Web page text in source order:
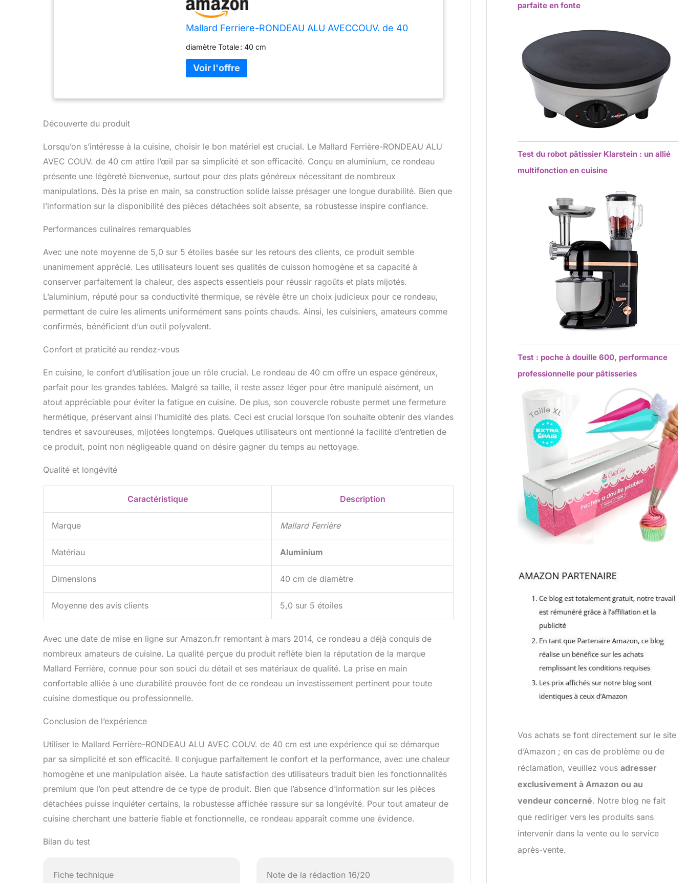
Mallard Ferriere-RONDEAU ALU AVECCOUV. de 40
diamètre Totale : 40 cm
Découverte du produit
Lorsqu’on s’intéresse à la cuisine, choisir le bon matériel est crucial. Le Mallard Ferrière-RONDEAU ALU
AVEC COUV. de 40 cm attire l’œil par sa simplicité et son efficacité. Conçu en aluminium, ce rondeau
présente une légèreté bienvenue, surtout pour des plats généreux nécessitant de nombreux
manipulations. Dès la prise en main, sa construction solide laisse présager une longue durabilité. Bien que
l’information sur la disponibilité des pièces détachées soit absente, sa robustesse inspire confiance.
Performances culinaires remarquables
Avec une note moyenne de 5,0 sur 5 étoiles basée sur les retours des clients, ce produit semble
unanimement apprécié. Les utilisateurs louent ses qualités de cuisson homogène et sa capacité à
conserver parfaitement la chaleur, des aspects essentiels pour réussir ragoûts et plats mijotés.
L’aluminium, réputé pour sa conductivité thermique, se révèle être un choix judicieux pour ce rondeau,
permettant de cuire les aliments uniformément sans points chauds. Ainsi, les cuisiniers, amateurs comme
confirmés, bénéficient d’un outil polyvalent.
Confort et praticité au rendez-vous
En cuisine, le confort d’utilisation joue un rôle crucial. Le rondeau de 40 cm offre un espace généreux,
parfait pour les grandes tablées. Malgré sa taille, il reste assez léger pour être manipulé aisément, un
atout appréciable pour éviter la fatigue en cuisine. De plus, son couvercle robuste permet une fermeture
hermétique, préservant ainsi l’humidité des plats. Ceci est crucial lorsque l’on souhaite obtenir des viandes
tendres et savoureuses, mijotées longtemps. Quelques utilisateurs ont mentionné la facilité d’entretien de
ce produit, point non négligeable quand on désire gagner du temps au nettoyage.
Qualité et longévité
Caractéristique Description
Marque Mallard Ferrière
Matériau Aluminium
Dimensions 40 cm de diamètre
Moyenne des avis clients 5,0 sur 5 étoiles
Avec une date de mise en ligne sur Amazon.fr remontant à mars 2014, ce rondeau a déjà conquis de
nombreux amateurs de cuisine. La qualité perçue du produit reflète bien la réputation de la marque
Mallard Ferrière, connue pour son souci du détail et ses matériaux de qualité. La prise en main
confortable alliée à une durabilité prouvée font de ce rondeau un investissement pertinent pour toute
cuisine domestique ou professionnelle.
Conclusion de l’expérience
Utiliser le Mallard Ferrière-RONDEAU ALU AVEC COUV. de 40 cm est une expérience qui se démarque
par sa simplicité et son efficacité. Il conjugue parfaitement le confort et la performance, avec une chaleur
homogène et une manipulation aisée. La haute satisfaction des utilisateurs traduit bien les fonctionnalités
premium que l’on peut attendre de ce type de produit. Bien que l’absence d’information sur les pièces
détachées puisse inquiéter certains, la robustesse affichée rassure sur sa longévité. Pour tout amateur de
cuisine cherchant une batterie fiable et fonctionnelle, ce rondeau apparaît comme une évidence.
Bilan du test
Fiche technique
Note de la rédaction 16/20
parfaite en fonte
Test du robot pâtissier Klarstein : un allié
multifonction en cuisine
Test : poche à douille 600, performance
professionnelle pour pâtisseries
Vos achats se font directement sur le site
d’Amazon ; en cas de problème ou de
réclamation, veuillez vousadresser
exclusivement à Amazon ou au
vendeur concerné. Notre blog ne fait
que rediriger vers les produits sans
intervenir dans la vente ou le service
après-vente.